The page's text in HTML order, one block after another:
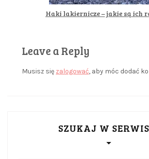
Haki lakiernicze – jakie są ich
Leave a Reply
Musisz się zalogować, aby móc dodać
SZUKAJ W